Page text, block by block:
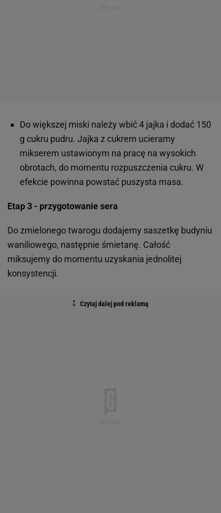
Do większej miski należy wbić 4 jajka i dodać 150
g cukru pudru. Jajka z cukrem ucieramy
mikserem ustawionym na pracę na wysokich
obrotach, do momentu rozpuszczenia cukru. W
efekcie powinna powstać puszysta masa.
Etap 3 - przygotowanie sera
Do zmielonego twarogu dodajemy saszetkę budyniu
waniliowego, następnie śmietanę. Całość
miksujemy do momentu uzyskania jednolitej
konsystencji.